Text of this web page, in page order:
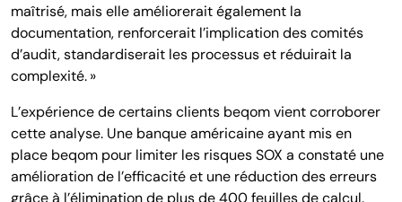
maîtrisé, mais elle améliorerait également la
documentation, renforcerait l’implication des comités
d’audit, standardiserait les processus et réduirait la
complexité. »
L’expérience de certains clients beqom vient corroborer
cette analyse. Une banque américaine ayant mis en
place beqom pour limiter les risques SOX a constaté une
amélioration de l’efficacité et une réduction des erreurs
grâce à l’élimination de plus de 400 feuilles de calcul.